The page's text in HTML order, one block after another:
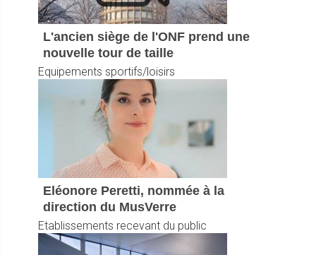
L'ancien siège de l'ONF prend une
nouvelle tour de taille
Equipements sportifs/loisirs
Eléonore Peretti, nommée à la
direction du MusVerre
Etablissements recevant du public